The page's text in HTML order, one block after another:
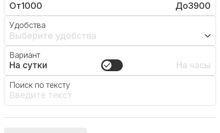
От1000 До3900
Удобства
Выберите удобства
Вариант
На сутки На часы
Поиск по тексту